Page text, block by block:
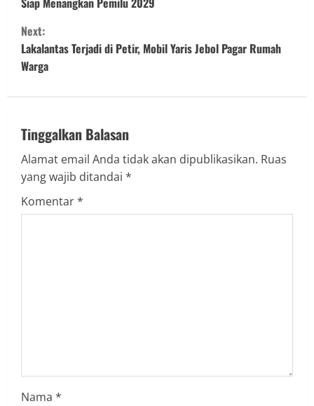
n
t
i
u
e
R
g
Next:
Lakalantas Terjadi di Petir, Mobil Yaris Jebol Pagar Rumah
Warga
Tinggalkan Balasan
Alamat email Anda tidak akan dipublikasikan. Ruas
yang wajib ditandai *
Komentar*
Nama *